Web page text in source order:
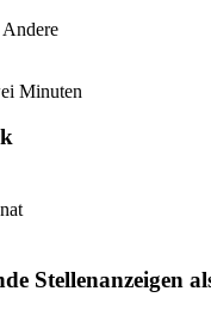
Minuten
Stellenanzeigen